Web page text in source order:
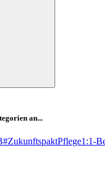
an...
#ZukunftspaktPflege1:1-